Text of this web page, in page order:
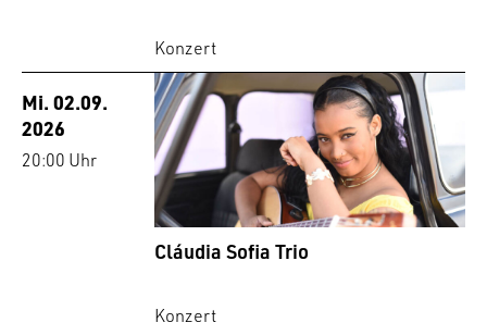
Konzert
Mi. 02.09.
2026
20:00 Uhr
Cláudia Sofia Trio
Konzert